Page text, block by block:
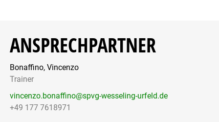
ANSPRECHPARTNER
Bonaffino, Vincenzo
Trainer
vincenzo.bonaffino@spvg-wesseling-urfeld.de
+49 177 7618971